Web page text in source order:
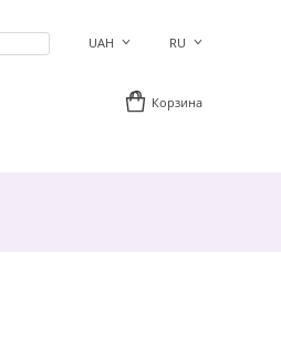
UAH RU
Корзина